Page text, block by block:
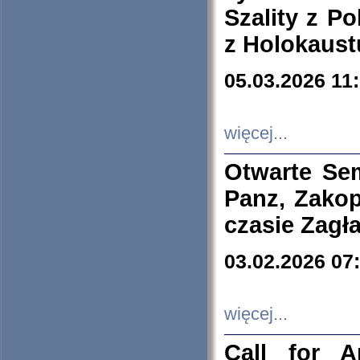
Szality z
z
05.03.2026
więcej...
Otwarte
Panz,
czasie
03.02.2026
więcej...
Call for